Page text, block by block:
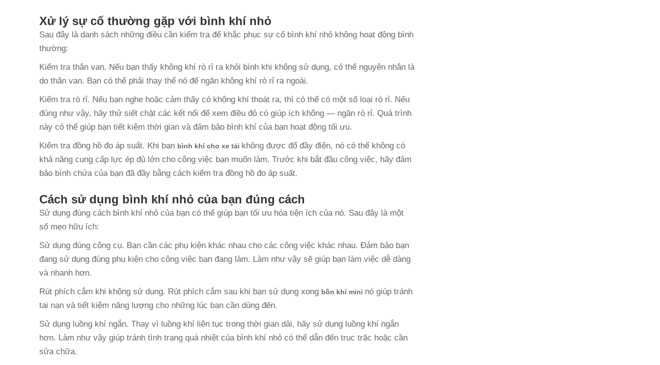
Xử lý sự cố thường gặp với bình khí nhỏ
Sau đây là danh sách những điều cần kiểm tra để khắc phục sự cố bình khí nhỏ không hoạt động bình
thường:
Kiểm tra thân van. Nếu bạn thấy không khí rò rỉ ra khỏi bình khi không sử dụng, có thể nguyên nhân là
do thân van. Bạn có thể phải thay thế nó để ngăn không khí rò rỉ ra ngoài.
Kiểm tra rò rỉ. Nếu bạn nghe hoặc cảm thấy có không khí thoát ra, thì có thể có một số loại rò rỉ. Nếu
đúng như vậy, hãy thử siết chặt các kết nối để xem điều đó có giúp ích không — ngăn rò rỉ. Quá trình
này có thể giúp bạn tiết kiệm thời gian và đảm bảo bình khí của bạn hoạt động tối ưu.
Kiểm tra đồng hồ đo áp suất. Khi bạn bình khí cho xe tải không được đổ đầy điện, nó có thể không có
khả năng cung cấp lực ép đủ lớn cho công việc bạn muốn làm. Trước khi bắt đầu công việc, hãy đảm
bảo bình chứa của bạn đã đầy bằng cách kiểm tra đồng hồ đo áp suất.
Cách sử dụng bình khí nhỏ của bạn đúng cách
Sử dụng đúng cách bình khí nhỏ của bạn có thể giúp bạn tối ưu hóa tiện ích của nó. Sau đây là một
số mẹo hữu ích:
Sử dụng đúng công cụ. Bạn cần các phụ kiện khác nhau cho các công việc khác nhau. Đảm bảo bạn
đang sử dụng đúng phụ kiện cho công việc bạn đang làm. Làm như vậy sẽ giúp bạn làm việc dễ dàng
và nhanh hơn.
Rút phích cắm khi không sử dụng. Rút phích cắm sau khi bạn sử dụng xong bồn khí mini nó giúp tránh
tai nạn và tiết kiệm năng lượng cho những lúc bạn cần dùng đến.
Sử dụng luồng khí ngắn. Thay vì luồng khí liên tục trong thời gian dài, hãy sử dụng luồng khí ngắn
hơn. Làm như vậy giúp tránh tình trạng quá nhiệt của bình khí nhỏ có thể dẫn đến trục trặc hoặc cần
sửa chữa.